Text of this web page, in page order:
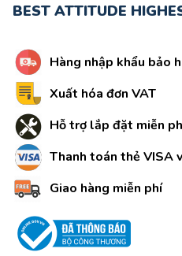
BEST ATTITUDE
Hàng nhập khẩu bảo
Xuất hóa đơn VAT
Hỗ trợ lắp đặt miễn
Thanh toán thẻ VISA
Giao hàng miễn phí